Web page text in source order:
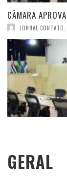
CÂMARA
JORNAL CONTATO
GERAL